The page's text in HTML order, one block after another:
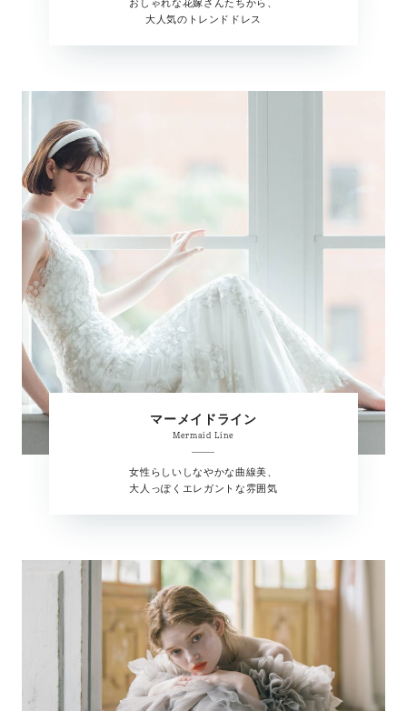
大人気のトレンドドレス
マーメイドライン
Mermaid Line
女性らしいしなやかな曲線美、
大人っぽくエレガントな雰囲気